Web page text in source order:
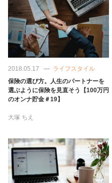
カルチャー/エンタメ
占い
性と愛
ゲーム
2018.05.17
ライフスタイル
保険の選び方。人生のパートナーを
選ぶように保険を見直そう【100万円
のオンナ貯金＃19】
大塚 ちえ